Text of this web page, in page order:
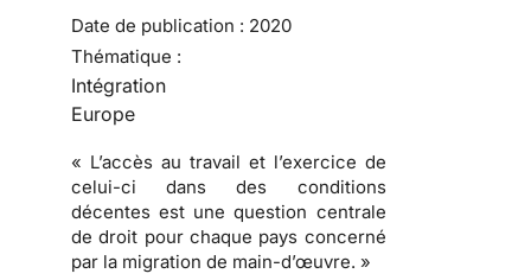
Date de publication : 2020
Thématique :
Intégration
Europe
« L’accès au travail et l’exercice de
celui-ci dans des conditions
décentes est une question centrale
de droit pour chaque pays concerné
par la migration de main-d’œuvre. »